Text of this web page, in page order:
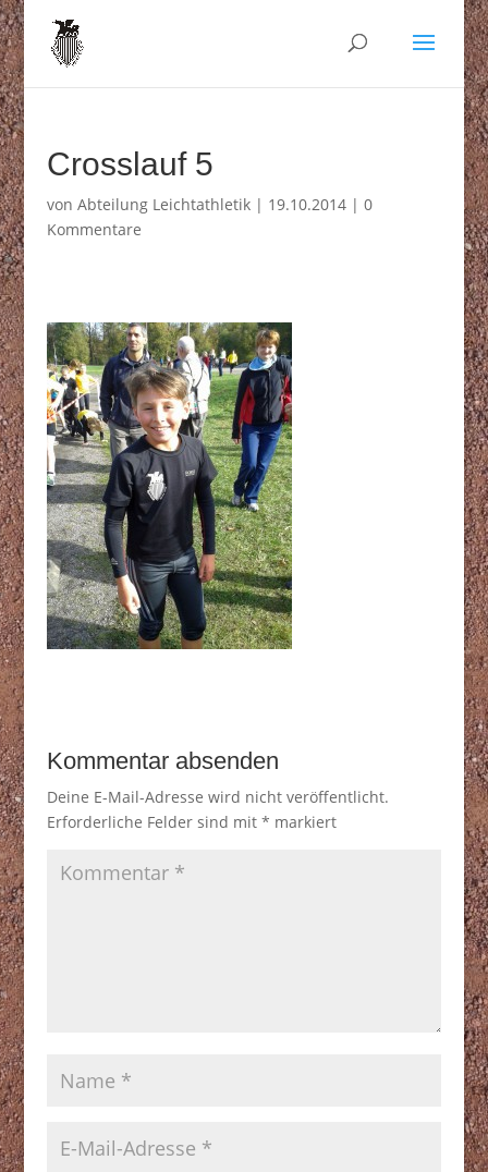
Crosslauf 5
von Abteilung Leichtathletik| 19.10.2014| 0
Kommentare
Kommentar absenden
Deine E-Mail-Adresse wird nicht veröffentlicht.
Erforderliche Felder sind mit * markiert